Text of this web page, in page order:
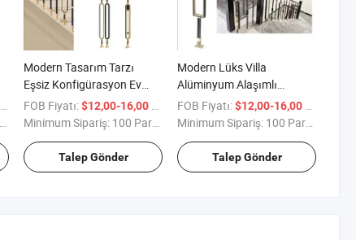
Modern Tasarım Tarzı
Eşsiz Konfigürasyon Ev
Aksesuarları Lüks
Alüminyum Direk
FOB Fiyatı:$12,00-16,00
/ Parça
Minimum Sipariş: 100 Parça
Talep Gönder
Modern Lüks Villa
Alüminyum Alaşımlı
Merdiven Korkuluğu
Dayanıklı Çağdaş Tasarım
FOB Fiyatı:$12,00-16,00
Minimum Sipariş: 100 Parça
Talep Gönder